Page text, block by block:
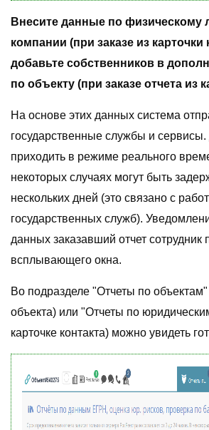
Внесите данные по физическому
компании (при заказе из карточки
добавьте собственников в
по объекту (при заказе отчета из
На основе этих данных система
государственные службы и
приходить в режиме реального
некоторых случаях могут быть
нескольких дней (это связано с
государственных служб).
данных заказавший отчет сотрудник
всплывающего окна.
Во подразделе "Отчеты по объектам"
объекта) или "Отчеты по
карточке контакта) можно увидеть